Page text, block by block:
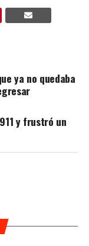
ya no quedaba
y frustró un